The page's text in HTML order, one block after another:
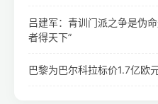
吕建军：青训门派之争是伪
者得天下”
巴黎为巴尔科拉标价1.7亿欧